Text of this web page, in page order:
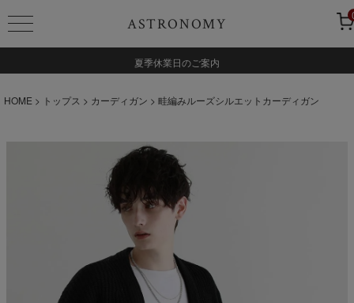
ASTRONOMY
夏季休業日のご案内
HOME トップス カーディガン 畦編みルーズシルエットカーディガン